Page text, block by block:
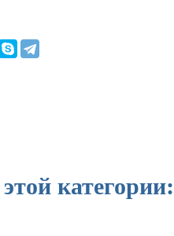
категории: